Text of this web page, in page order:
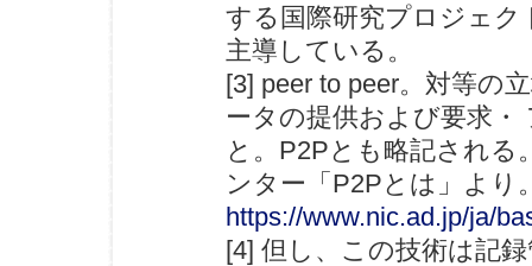
する国際研究プロジェ
主導している。
[3] peer to peer。対等の
ータの提供および要求
と。P2Pとも略記され
ンター「P2Pとは」より
https://www.nic.ad.jp/ja/
[4] 但し、この技術は記